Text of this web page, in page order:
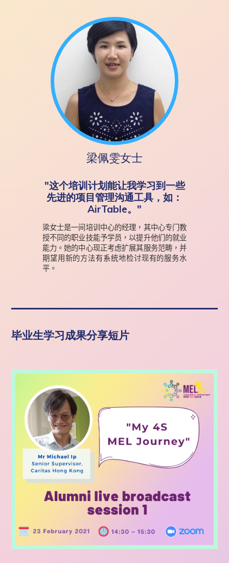
梁佩雯女士
"这个培训计划能让我学习到一些
先进的项目管理沟通工具，如：
AirTable。"
梁女士是一间培训中心的经理，其中心专门教
授不同的职业技能予学员，以提升他们的就业
能力。她的中心现正考虑扩展其服务范畴，并
期望用新的方法有系统地检讨现有的服务水
平。
毕业生学习成果分享短片